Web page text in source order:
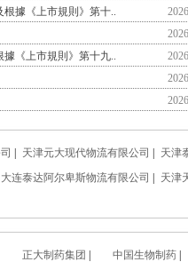
據《上市規則》第十..
《上市規則》第十九..
天津元大现代物流有限公司
天津
大连泰达阿尔卑斯物流有限公司 天津
正大制药集团 中国生物制药